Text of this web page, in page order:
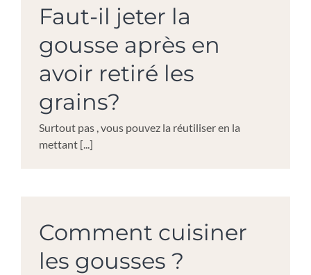
Faut-il jeter la
gousse après en
avoir retiré les
grains?
Surtout pas , vous pouvez la réutiliser en la
mettant [...]
Comment cuisiner
les gousses ?